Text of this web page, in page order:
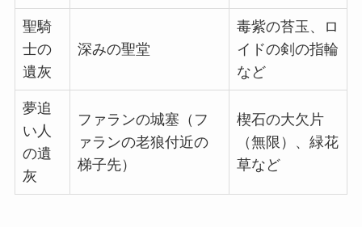
聖騎
士の
遺灰
深みの聖堂
毒紫の苔玉、ロ
イドの剣の指輪
など
夢追
い人
の遺
灰
ファランの城塞（フ
ァランの老狼付近の
梯子先）
楔石の大欠片
（無限）、緑花
草など